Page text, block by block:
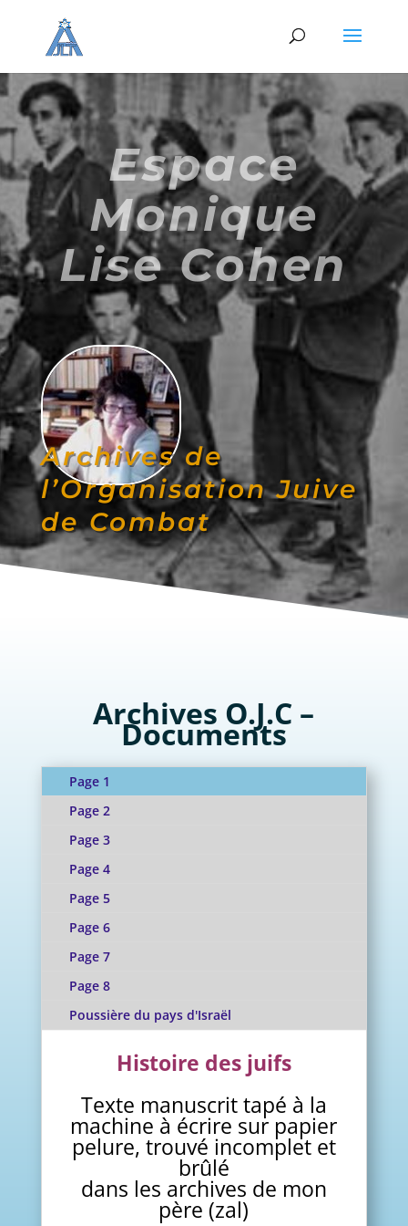
Espace
Monique
Lise Cohen
Archives de
l’Organisation Juive
de Combat
Archives O.J.C –
Documents
Page 1
Page 2
Page 3
Page 4
Page 5
Page 6
Page 7
Page 8
Poussière du pays d'Israël
Histoire des juifs
Texte manuscrit tapé à la
machine à écrire sur papier
pelure, trouvé incomplet et
brûlé
dans les archives de mon
père (zal)